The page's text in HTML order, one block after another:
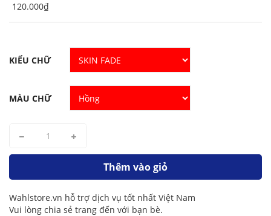
120.000₫
KIỂU CHỮ
MÀU CHỮ
Thêm vào giỏ
Wahlstore.vn hỗ trợ dịch vụ tốt nhất Việt Nam
Vui lòng chia sẻ trang đến với bạn bè.